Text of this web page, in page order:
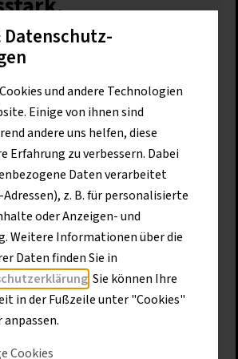
für wechselnde
und vielfältige Aufgaben
Beweglichkeit mit Kraft.
lassen sie sich ohne
zur nächsten Baustelle
und unkompliziert.
arbeiten kraftstoffsparend und
zahlreiche Anbaugeräte eine
Anwendungen – vom Aushub bis
Damit sind sie echte
urbanen Tiefbau, kommunale
Datenschutz-
und andere Technologien
Einige von ihnen sind
andere uns helfen, diese
Erfahrung zu verbessern. Dabei
Daten verarbeitet
Adressen), z. B. für personalisierte
oder Anzeigen- und
Weitere Informationen über die
Daten finden Sie in
. Sie können Ihre
in der Fußzeile unter "Cookies"
Cookies